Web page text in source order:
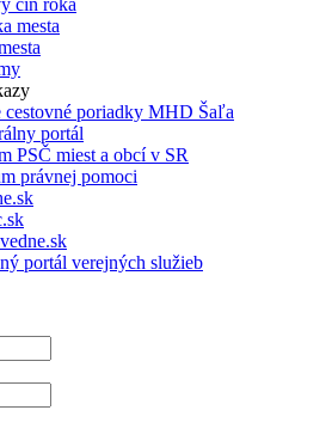
čin roka
mesta
cestovné poriadky MHD Šaľa
portál
PSČ miest a obcí v SR
právnej pomoci
portál verejných služieb